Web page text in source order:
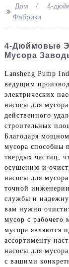
>> Дом
4-
Фабрики
4-Дюймовые
Мусора
Lansheng Pump
ведущим
электрических
насосы для
действенного
строительных
Благодаря
мусора способны
твердых частиц,
осушению и
насосы для
точной
службы и
вам нужно
мусор с рабочего
мусора являются
ассортименту
насосы для
с вашими